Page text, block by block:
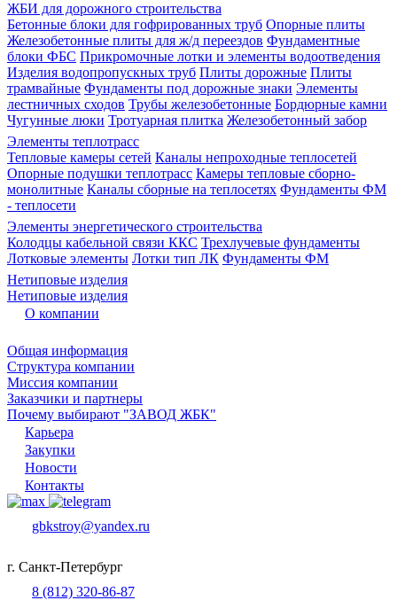
ЖБИ для дорожного строительства
Бетонные блоки для гофрированных труб Опорные плиты
Железобетонные плиты для ж/д переездов Фундаментные
блоки ФБС Прикромочные лотки и элементы водоотведения
Изделия водопропускных труб Плиты дорожные Плиты
трамвайные Фундаменты под дорожные знаки Элементы
лестничных сходов Трубы железобетонные Бордюрные камни
Чугунные люки Тротуарная плитка Железобетонный забор
Элементы теплотрасс
Тепловые камеры сетей Каналы непроходные теплосетей
Опорные подушки теплотрасс Камеры тепловые сборно-
монолитные Каналы сборные на теплосетях Фундаменты ФМ
- теплосети
Элементы энергетического строительства
Колодцы кабельной связи ККС Трехлучевые фундаменты
Лотковые элементы Лотки тип ЛК Фундаменты ФМ
Нетиповые изделия
Нетиповые изделия
О компании
Общая информация
Структура компании
Миссия компании
Заказчики и партнеры
Почему выбирают "ЗАВОД ЖБК"
Карьера
Закупки
Новости
Контакты
gbkstroy@yandex.ru
г. Санкт-Петербург
8 (812) 320-86-87